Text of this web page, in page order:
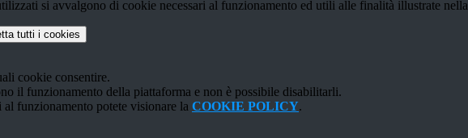
si avvalgono di cookie necessari al funzionamento ed utili alle finalità illustrate nella
tutti i cookies
cookie consentire.
il funzionamento della piattaforma e non è possibile disabilitarli.
funzionamento potete visionare la COOKIE POLICY.